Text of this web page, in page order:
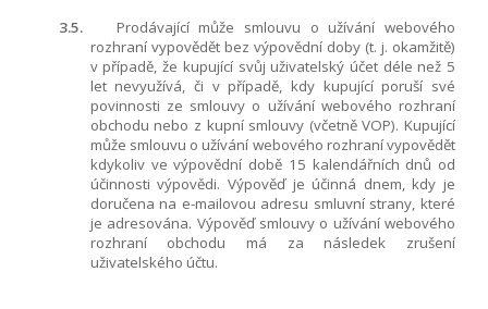
3.5.
Prodávající může smlouvu o užívání webového
rozhraní vypovědět bez výpovědní doby (t. j. okamžitě)
v případě, že kupující svůj uživatelský účet déle než 5
let nevyužívá, či v případě, kdy kupující poruší své
povinnosti ze smlouvy o užívání webového rozhraní
obchodu nebo z kupní smlouvy (včetně VOP). Kupující
může smlouvu o užívání webového rozhraní vypovědět
kdykoliv ve výpovědní době 15 kalendářních dnů od
účinnosti výpovědi. Výpověď je účinná dnem, kdy je
doručena na e-mailovou adresu smluvní strany, které
je adresována. Výpověď smlouvy o užívání webového
rozhraní obchodu má za následek zrušení
uživatelského účtu.